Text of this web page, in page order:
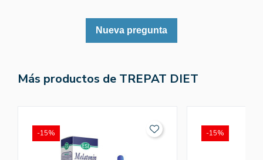
Nueva pregunta
Más productos de TREPAT DIET
-15% -15%